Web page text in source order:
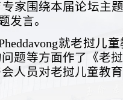
家围绕本届论坛主题
发言。
就老挝儿
题等方面作了《老
人员对老挝儿童教